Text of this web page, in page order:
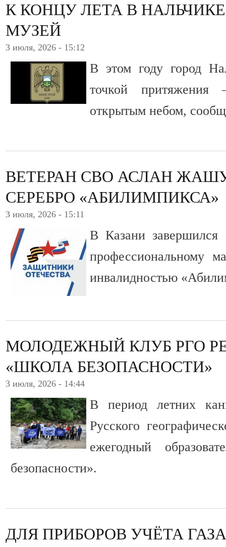
К КОНЦУ ЛЕТА В
МУЗЕЙ
3 июля, 2026 - 15:12
В этом году город
точкой притяжения
открытым небом,
ВЕТЕРАН СВО АСЛАН
СЕРЕБРО «АБИЛИМПИКСА»
3 июля, 2026 - 15:11
В Казани завершился
профессиональному
инвалидностью
МОЛОДЕЖНЫЙ КЛУБ РГО
«ШКОЛА БЕЗОПАСНОСТИ»
3 июля, 2026 - 14:44
В период летних
Русского
ежегодный
безопасности».
ДЛЯ ПРИБОРОВ УЧЁТА